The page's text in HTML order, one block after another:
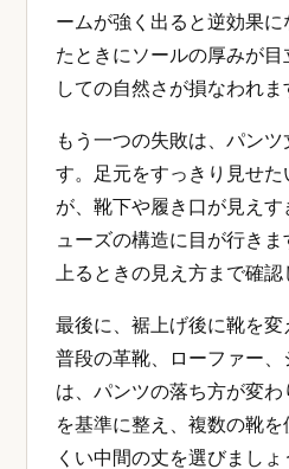
ームが強く出ると逆効果
たときにソールの厚みが
しての自然さが損なわれま
もう一つの失敗は、パン
す。足元をすっきり見せ
が、靴下や履き口が見え
ューズの構造に目が行き
上るときの見え方まで確
最後に、裾上げ後に靴を変
普段の革靴、ローファー
は、パンツの落ち方が変
を基準に整え、複数の靴
くい中間の丈を選びましょ